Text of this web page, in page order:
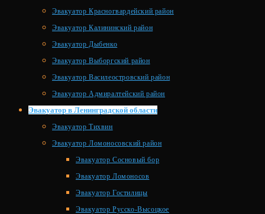
Эвакуатор Красногвардейский район
Эвакуатор Калининский район
Эвакуатор Дыбенко
Эвакуатор Выборгский район
Эвакуатор Василеостровский район
Эвакуатор Адмиралтейский район
Эвакуатор в Ленинградской области
Эвакуатор Тихвин
Эвакуатор Ломоносовский район
Эвакуатор Сосновый бор
Эвакуатор Ломоносов
Эвакуатор Гостилицы
Эвакуатор Русско-Высоцкое